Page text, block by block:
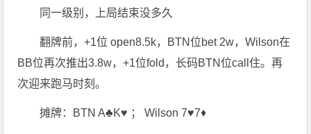
同一级别，上局结束没多久
翻牌前，+1位 open8.5k，BTN位bet 2w，Wilson在
BB位再次推出3.8w，+1位fold，长码BTN位call住。再
次迎来跑马时刻。
摊牌：BTN A♣K♥ ； Wilson 7♥7♦